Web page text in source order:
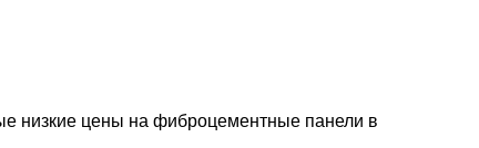
низкие цены на фиброцементные панели в